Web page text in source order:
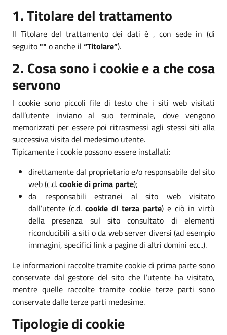
1. Titolare del trattamento
Il Titolare del trattamento dei dati è , con sede in (di
seguito"" o anche il “Titolare”).
2. Cosa sono i cookie e a che cosa
servono
I cookie sono piccoli file di testo che i siti web visitati
dall’utente inviano al suo terminale, dove vengono
memorizzati per essere poi ritrasmessi agli stessi siti alla
successiva visita del medesimo utente.
Tipicamente i cookie possono essere installati:
direttamente dal proprietario e/o responsabile del sito
web (c.d.cookie di prima parte);
da responsabili estranei al sito web visitato
dall’utente (c.d. cookie di terza parte) e ciò in virtù
della presenza sul sito consultato di elementi
riconducibili a siti o da web server diversi (ad esempio
immagini, specifici link a pagine di altri domini ecc..).
Le informazioni raccolte tramite cookie di prima parte sono
conservate dal gestore del sito che l’utente ha visitato,
mentre quelle raccolte tramite cookie terze parti sono
conservate dalle terze parti medesime.
Tipologie di cookie